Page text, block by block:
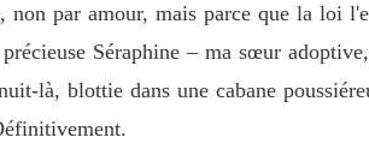
Pas même de douleur. Juste un froid
– une offre d'évasion. Une nouvelle vie
non par amour, mais parce que la loi
Séraphine – ma sœur
là, blottie dans une cabane
Exilée